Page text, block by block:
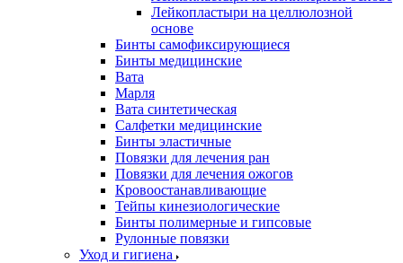
Лейкопластыри на целлюлозной
основе
Бинты самофиксирующиеся
Бинты медицинские
Вата
Марля
Вата синтетическая
Салфетки медицинские
Бинты эластичные
Повязки для лечения ран
Повязки для лечения ожогов
Кровоостанавливающие
Тейпы кинезиологические
Бинты полимерные и гипсовые
Рулонные повязки
Уход и гигиена